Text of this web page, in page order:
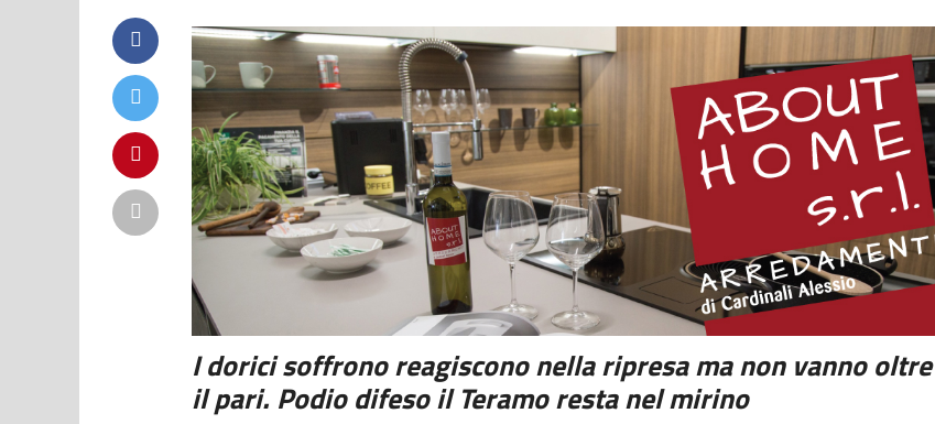
I dorici soffrono reagiscono nella ripresa ma non vanno oltre
il pari. Podio difeso il Teramo resta nel mirino